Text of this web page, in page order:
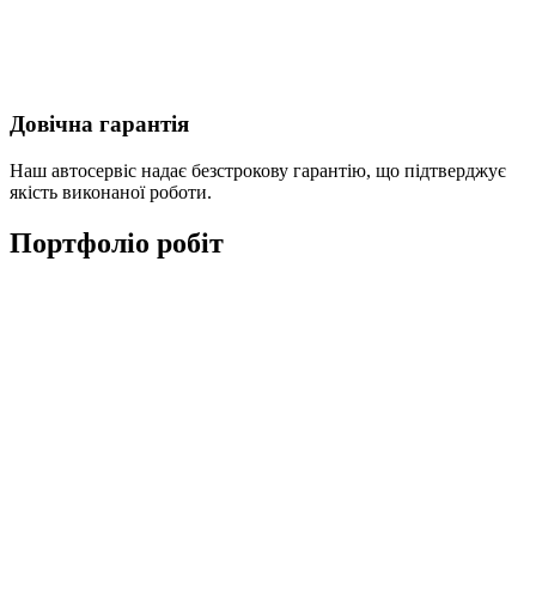
Довічна гарантія
Наш автосервіс надає безстрокову гарантію, що підтверджує
якість виконаної роботи.
Портфоліо робіт